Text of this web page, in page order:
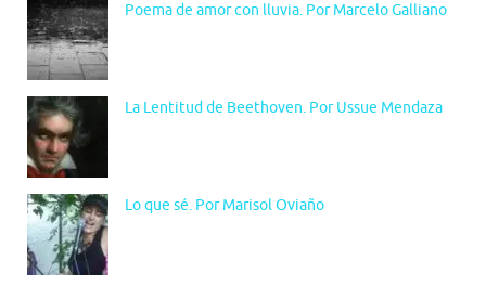
Poema de amor con lluvia. Por Marcelo Galliano
La Lentitud de Beethoven. Por Ussue Mendaza
Lo que sé. Por Marisol Oviaño